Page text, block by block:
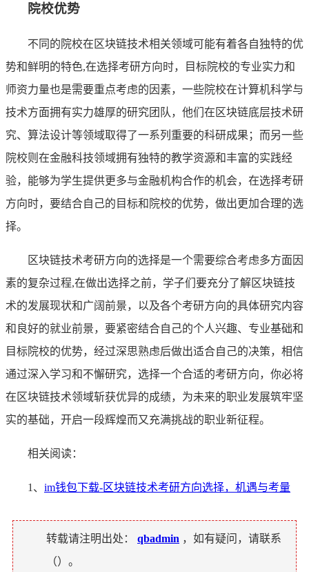
院校优势
不同的院校在区块链技术相关领域可能有着各自独特的优
势和鲜明的特色,在选择考研方向时，目标院校的专业实力和
师资力量也是需要重点考虑的因素，一些院校在计算机科学与
技术方面拥有实力雄厚的研究团队，他们在区块链底层技术研
究、算法设计等领域取得了一系列重要的科研成果；而另一些
院校则在金融科技领域拥有独特的教学资源和丰富的实践经
验，能够为学生提供更多与金融机构合作的机会，在选择考研
方向时，要结合自己的目标和院校的优势，做出更加合理的选
择。
区块链技术考研方向的选择是一个需要综合考虑多方面因
素的复杂过程,在做出选择之前，学子们要充分了解区块链技
术的发展现状和广阔前景，以及各个考研方向的具体研究内容
和良好的就业前景，要紧密结合自己的个人兴趣、专业基础和
目标院校的优势，经过深思熟虑后做出适合自己的决策，相信
通过深入学习和不懈研究，选择一个合适的考研方向，你必将
在区块链技术领域斩获优异的成绩，为未来的职业发展筑牢坚
实的基础，开启一段辉煌而又充满挑战的职业新征程。
相关阅读：
1、 im钱包下载-区块链技术考研方向选择，机遇与考量
转载请注明出处： qbadmin ，如有疑问，请联系
（）。